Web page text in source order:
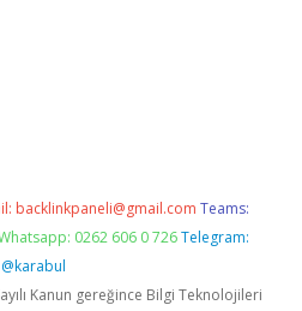
backlinkpaneli@gmail.com Teams:
0262 606 0 726 Telegram:
@karabul
Kanun gereğince Bilgi Teknolojileri